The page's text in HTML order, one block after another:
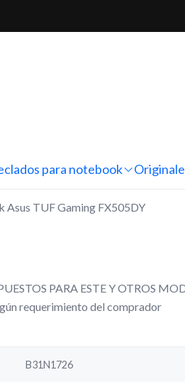
para notebook
FX505DY
Notebook
TUF Gaming FX505DY
PARA ESTE Y OTROS
requerimiento del comprador
B31N1726